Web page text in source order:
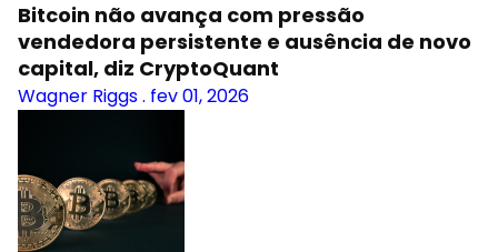
Bitcoin não avança com pressão
vendedora persistente e ausência de novo
capital, diz CryptoQuant
Wagner Riggs. fev 01, 2026